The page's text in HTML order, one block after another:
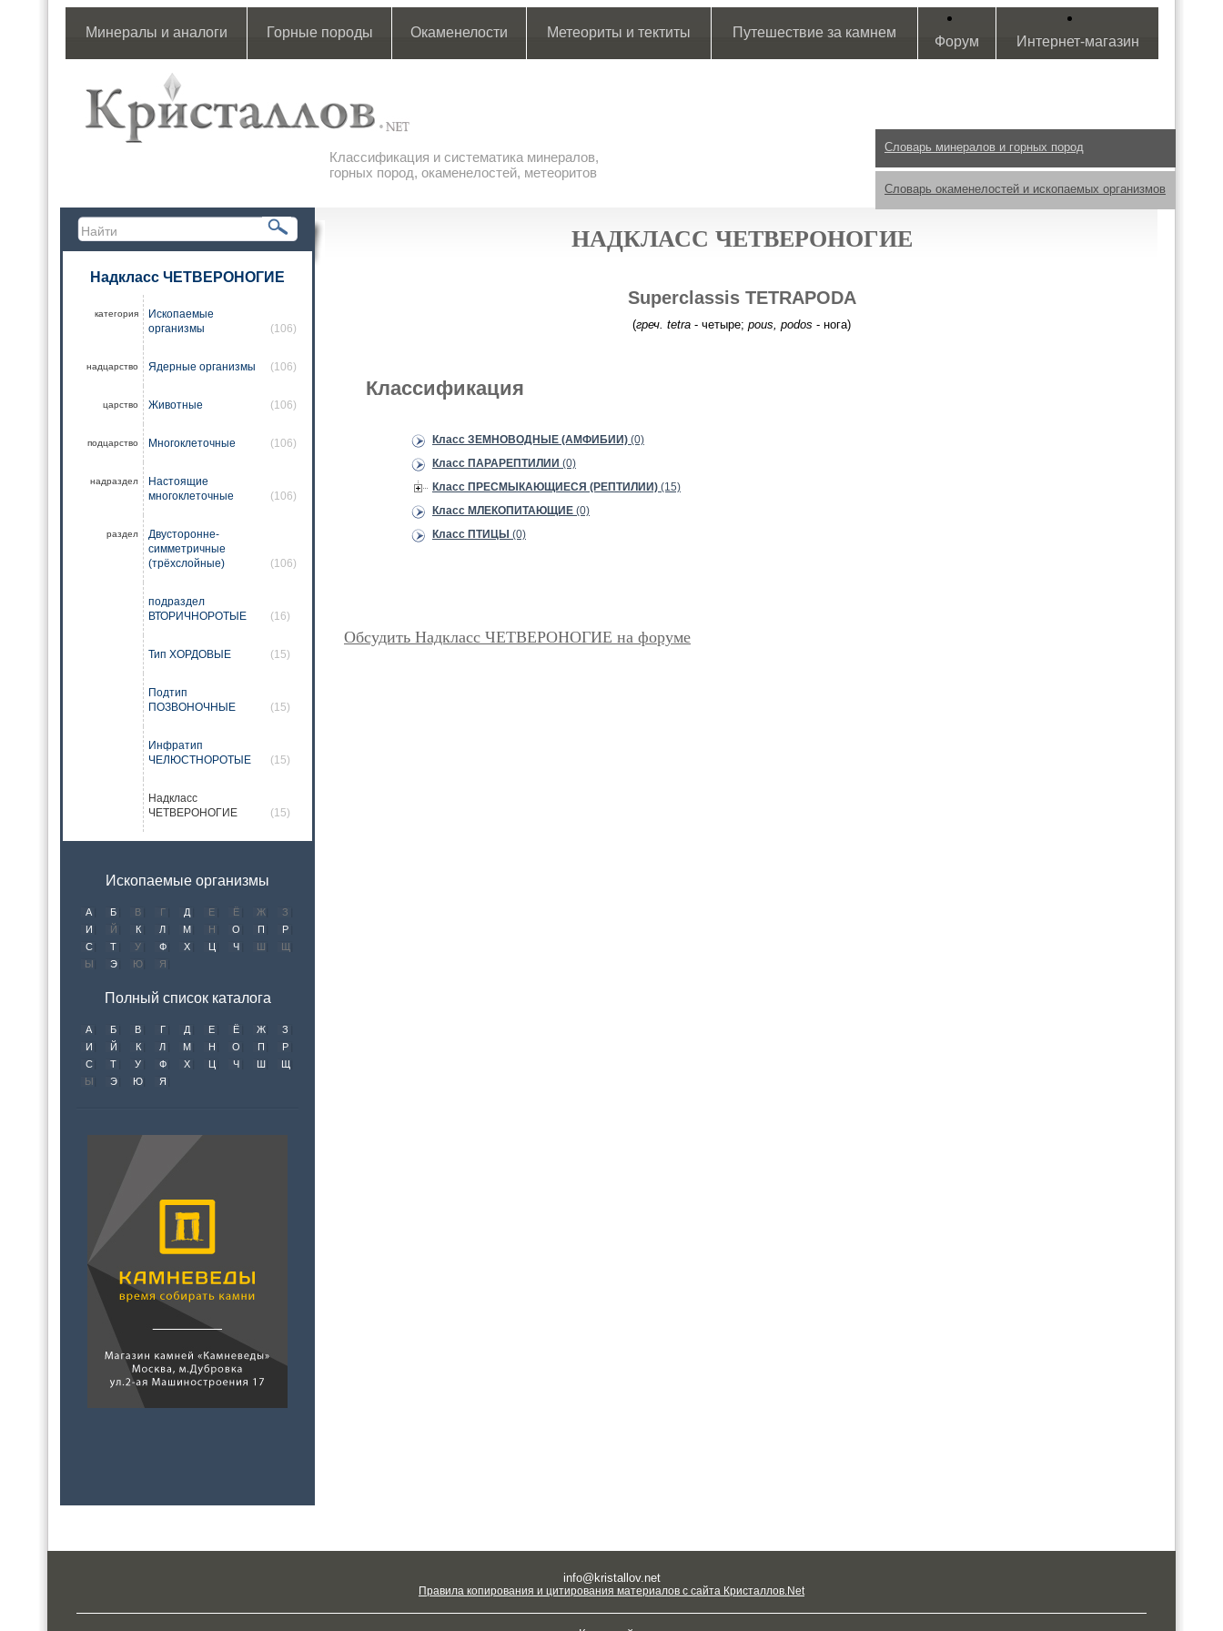
Минералы и аналоги Горные породы Окаменелости Метеориты и тектиты Путешествие за камнем
Форум Интернет-магазин
Классификация и систематика минералов,
горных пород, окаменелостей, метеоритов
Словарь минералов и горных пород
Словарь окаменелостей и ископаемых организмов
Надкласс ЧЕТВЕРОНОГИЕ
категория
Ископаемые
организмы
(106)
надцарство Ядерные организмы (106)
царство Животные (106)
подцарство Многоклеточные (106)
надраздел
Настоящие
многоклеточные
(106)
раздел
Двусторонне-
симметричные
(трёхслойные)
(106)
подраздел
ВТОРИЧНОРОТЫЕ
(16)
Тип ХОРДОВЫЕ (15)
Подтип
ПОЗВОНОЧНЫЕ
(15)
Инфратип
ЧЕЛЮСТНОРОТЫЕ
(15)
Надкласс
ЧЕТВЕРОНОГИЕ
(15)
Ископаемые организмы
А Б В Г Д Е Ё Ж
З
И
Й К Л М Н О П
Р
С
Т У Ф Х Ц Ч Ш
Щ
Ы
Э Ю Я
Полный список каталога
А Б В Г Д Е Ё Ж
З
И
Й К Л М Н О П
Р
С
Т У Ф Х Ц Ч Ш
Щ
Ы
Э Ю Я
НАДКЛАСС ЧЕТВЕРОНОГИЕ
Superclassis TETRAPODA
(греч. tetra - четыре; pous, podos - нога)
Классификация
Класс ЗЕМНОВОДНЫЕ (АМФИБИИ) (0)
Класс ПАРАРЕПТИЛИИ (0)
Класс ПРЕСМЫКАЮЩИЕСЯ (РЕПТИЛИИ) (15)
Класс МЛЕКОПИТАЮЩИЕ (0)
Класс ПТИЦЫ (0)
Обсудить Надкласс ЧЕТВЕРОНОГИЕ на форуме
info@kristallov.net
Правила копирования и цитирования материалов с сайта Кристаллов.Net